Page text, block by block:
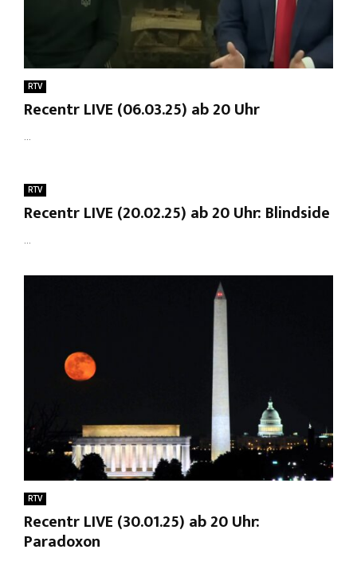
RTV
Recentr LIVE (06.03.25) ab 20 Uhr
RTV
Recentr LIVE (20.02.25) ab 20 Uhr: Blindside
RTV
Recentr LIVE (30.01.25) ab 20 Uhr:
Paradoxon